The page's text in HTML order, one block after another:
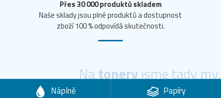
Přes 30 000 produktů skladem
Naše sklady jsou plné produktů a dostupnost
zboží 100 % odpovídá skutečnosti.
Natoneryjsme tady my.
Náplně
Papíry